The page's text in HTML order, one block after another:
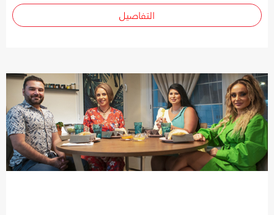
التفاصيل